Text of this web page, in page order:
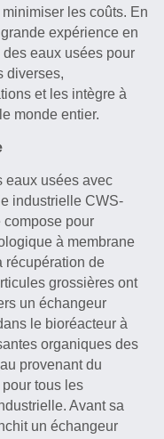
les coûts. En
expérience en
eaux usées pour
diverses,
et les intègre à
monde entier.
eaux usées avec
industrielle CWS-
compose pour
à membrane
récupération de
grossières ont
un échangeur
le bioréacteur à
organiques des
provenant du
tous les
Avant sa
un échangeur